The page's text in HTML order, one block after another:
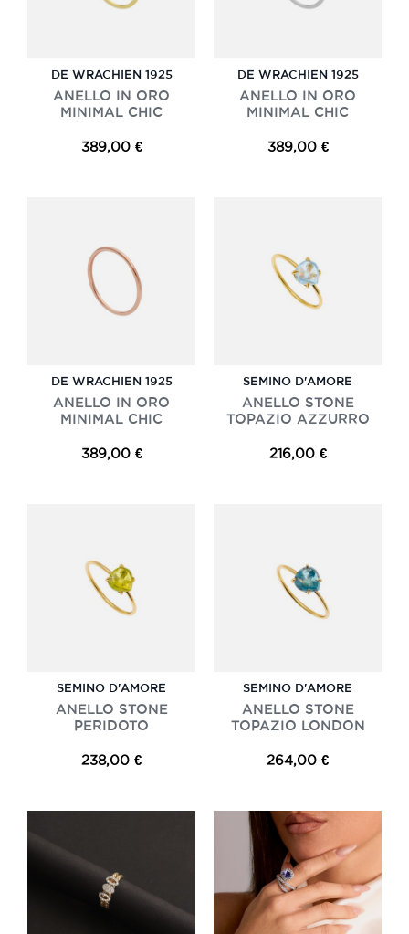
DE WRACHIEN 1925
ANELLO IN ORO
MINIMAL CHIC
389,00 €
DE WRACHIEN 1925
ANELLO IN ORO
MINIMAL CHIC
389,00 €
DE WRACHIEN 1925
ANELLO IN ORO
MINIMAL CHIC
389,00 €
SEMINO D'AMORE
ANELLO STONE
TOPAZIO AZZURRO
216,00 €
SEMINO D'AMORE
ANELLO STONE
PERIDOTO
238,00 €
SEMINO D'AMORE
ANELLO STONE
TOPAZIO LONDON
264,00 €